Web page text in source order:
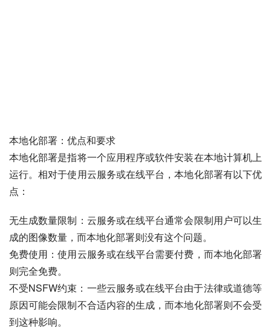
本地化部署：优点和要求
本地化部署是指将一个应用程序或软件安装在本地计算机上
运行。相对于使用云服务或在线平台，本地化部署有以下优
点：
无生成数量限制：云服务或在线平台通常会限制用户可以生
成的图像数量，而本地化部署则没有这个问题。
免费使用：使用云服务或在线平台需要付费，而本地化部署
则完全免费。
不受NSFW约束：一些云服务或在线平台由于法律或道德等
原因可能会限制不合适内容的生成，而本地化部署则不会受
到这种影响。